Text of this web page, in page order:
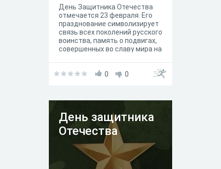
День Защитника Отечества
отмечается 23 февраля. Его
празднование символизирует
связь всех поколений русского
воинства, память о подвигах,
совершенных во славу мира на
след в истории. Приглашаем
посвященной этому
замечательному празднику
мужества.
0 0
День защитника
Отечества